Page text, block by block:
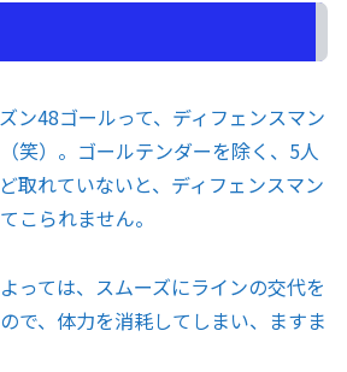
ン48ゴールって、ディフェンスマン
笑）。ゴールテンダーを除く、5人
取れていないと、ディフェンスマン
こられません。
っては、スムーズにラインの交代を
で、体力を消耗してしまい、ますま